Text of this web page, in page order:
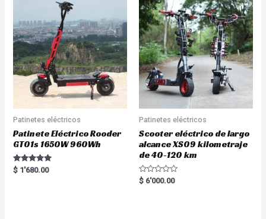
Patinetes eléctricos
Patinete Eléctrico Rooder
GT01s 1650W 960Wh
Rated
5.00
$ 1'680.00
Patinetes eléctricos
Scooter eléctrico de largo
alcance XS09 kilometraje
de 40-120 km
R
a
$ 6'000.00